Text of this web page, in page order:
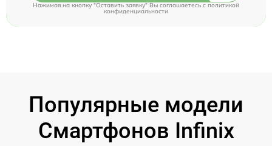
Нажимая на кнопку "Оставить заявку" Вы соглашаетесь cполитикой
конфиденциальности
Популярные модели
Смартфонов Infinix